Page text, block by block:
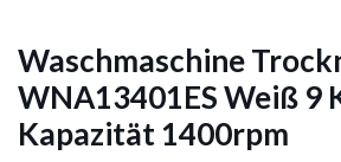
Waschmaschine
WNA13401ES Weiß 9
Kapazität 1400rpm